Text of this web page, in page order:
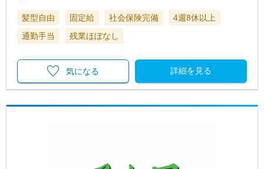
髪型自由 固定給 社会保険完備
4週8休以上
通勤手当
残業ほぼなし
詳細を見る
気になる